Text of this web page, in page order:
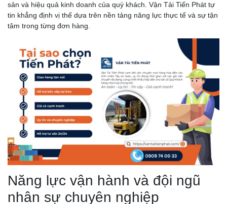
sản và hiệu quả kinh doanh của quý khách. Vận Tải Tiến Phát tự
tin khẳng định vị thế dựa trên nền tảng năng lực thực tế và sự tận
tâm trong từng đơn hàng.
Năng lực vận hành và đội ngũ
nhân sự chuyên nghiệp